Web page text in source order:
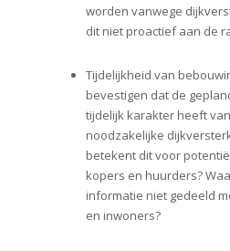
worden vanwege
dit niet proactief aan de
Tijdelijkheid van
bevestigen dat de
tijdelijk karakter heeft
noodzakelijke
betekent dit voor
kopers en huurders?
informatie niet gedeeld
en inwoners?